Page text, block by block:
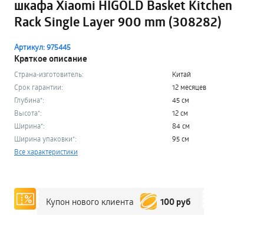
шкафа Xiaomi HIGOLD Basket Kitchen
Rack Single Layer 900 mm (308282)
Артикул: 975445
Краткое описание
Страна-изготовитель:
Китай
Срок гарантии:
12 месяцев
Глубина*:
45 см
Высота*:
12 см
Ширина*:
84 см
Ширина упаковки*:
95 см
Все характеристики
Купон нового клиента 100 руб